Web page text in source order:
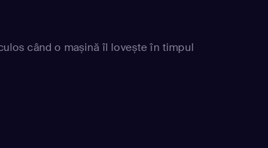
când o mașină îl lovește în timpul